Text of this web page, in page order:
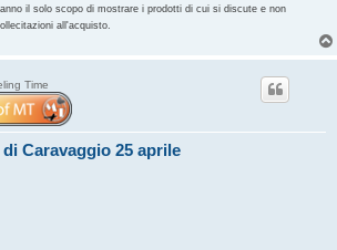
il solo scopo di mostrare i prodotti di cui si discute e non
all'acquisto.
Time
Caravaggio 25 aprile